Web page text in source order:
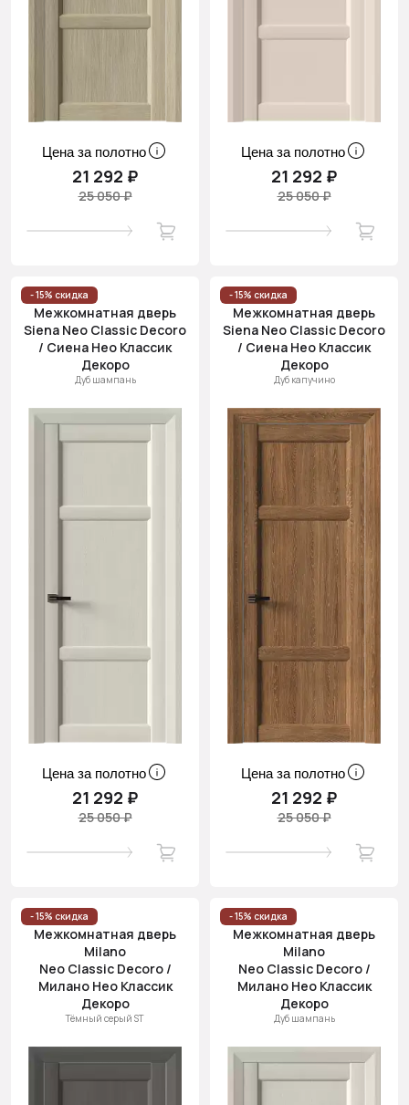
Цена за полотно
21 292 ₽
25 050 ₽
Цена за полотно
21 292 ₽
25 050 ₽
- 15% скидка
Межкомнатная дверь
Siena Neo Classic Decoro
/ Сиена Нео Классик
Декоро
Дуб шампань
Цена за полотно
21 292 ₽
25 050 ₽
- 15% скидка
Межкомнатная дверь
Siena Neo Classic Decoro
/ Сиена Нео Классик
Декоро
Дуб капучино
Цена за полотно
21 292 ₽
25 050 ₽
- 15% скидка
Межкомнатная дверь
Milano
Neo Classic Decoro /
Милано Нео Классик
Декоро
Тёмный серый ST
- 15% скидка
Межкомнатная дверь
Milano
Neo Classic Decoro /
Милано Нео Классик
Декоро
Дуб шампань